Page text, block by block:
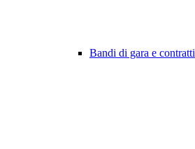
Bandi di gara e contratti